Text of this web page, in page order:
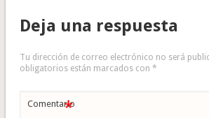
Deja una respuesta
Tu dirección de correo electrónico no será
obligatorios están marcados con *
Comentario
*